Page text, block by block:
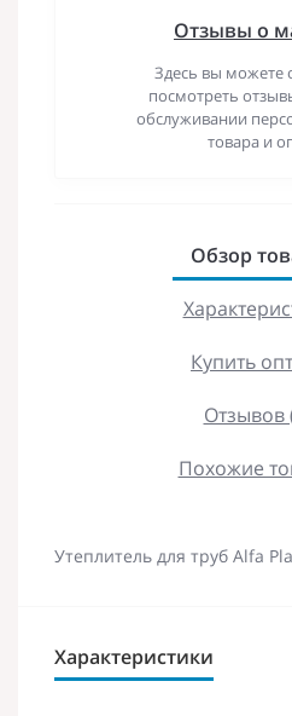
Отзывы о
Здесь вы можете
посмотреть
обслуживании
товара и
Обзор
Купить
Отзывов
Похожие
Утеплитель для труб Alfa
Характеристики